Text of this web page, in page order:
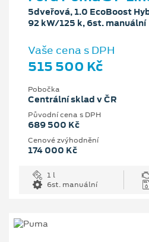
5dveřová, 1.0 EcoBoost
92 kW/125 k, 6st. manuální
Vaše cena s DPH
515 500 Kč
Pobočka
Centrální sklad v ČR
Původní cena s DPH
689 500 Kč
Cenové zvýhodnění
174 000 Kč
1 l
6st. manuální